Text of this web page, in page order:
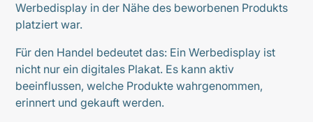
Werbedisplay in der Nähe des beworbenen Produkts
platziert war.
Für den Handel bedeutet das: Ein Werbedisplay ist
nicht nur ein digitales Plakat. Es kann aktiv
beeinflussen, welche Produkte wahrgenommen,
erinnert und gekauft werden.